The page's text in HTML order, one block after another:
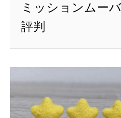
ミッションムー
評判